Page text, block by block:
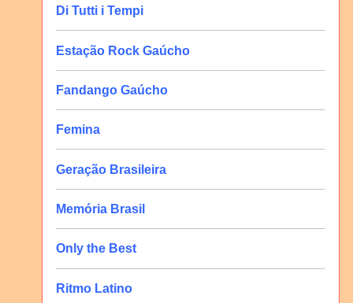
Di Tutti i Tempi
Estação Rock Gaúcho
Fandango Gaúcho
Femina
Geração Brasileira
Memória Brasil
Only the Best
Ritmo Latino